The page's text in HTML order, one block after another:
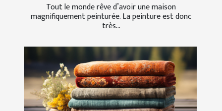
Tout le monde rêve d’avoir une maison
magnifiquement peinturée. La peinture est donc
très...